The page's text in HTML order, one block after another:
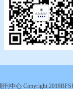
中心 Copyright